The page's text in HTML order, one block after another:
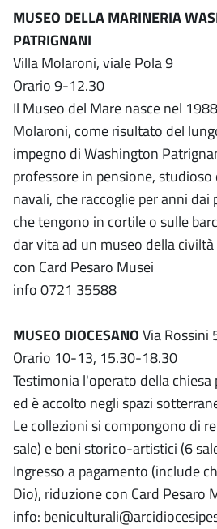
MUSEO DELLA MARINERIA
PATRIGNANI
Villa Molaroni, viale Pola 9
Orario 9-12.30
Il Museo del Mare nasce nel
Molaroni, come risultato del
impegno di Washington
professore in pensione,
navali, che raccoglie per anni
che tengono in cortile o sulle
dar vita ad un museo della
con Card Pesaro Musei
info 0721 35588
MUSEO DIOCESANOVia Rossini
Orario 10-13, 15.30-18.30
Testimonia l'operato della chiesa
ed è accolto negli spazi
Le collezioni si compongono di
sale) e beni storico-artistici (6
Ingresso a pagamento (include
Dio), riduzione con Card Pesaro
info: